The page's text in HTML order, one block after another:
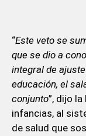
“Este veto se
que se dio a
integral de
educación, el
conjunto”, dijo la
infancias, al
de salud que